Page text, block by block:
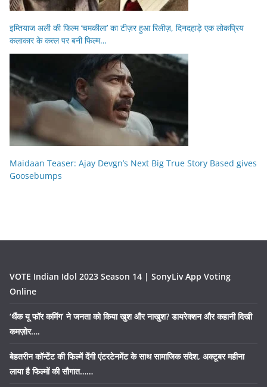
इम्तियाज अली की फिल्म ‘चमकीला’ का टीज़र हुआ रिलीज़, दिनदहाड़े एक लोकप्रिय
कलाकार के कत्ल पर बनी फिल्म…
Maidaan Teaser: Ajay Devgn’s Next Big True Story Based gives
Goosebumps
VOTE Indian Idol 2023 Season 14 | SonyLiv App Voting
Online
‘थैंक यू फॉर कमिंग’ ने जनता को किया खुश और नाखुश? डायरेक्शन और कहानी दिखी
कमज़ोर….
बेहतरीन कॉन्टेंट की फिल्में देंगी एंटरटेनमेंट के साथ सामाजिक संदेश, अक्टूबर महीना
लाया है फिल्मों की सौगात……